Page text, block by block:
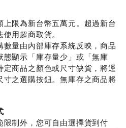
上限為新台幣五萬元。超過新台
用超商取貨。
數量由內部庫存系統反映，商品
態顯示「庫存量少」或「無庫
商品之顏色或尺寸缺貨，將逕
寸之選購按鈕。無庫存之商品將
限制外，您可自由選擇貨到付